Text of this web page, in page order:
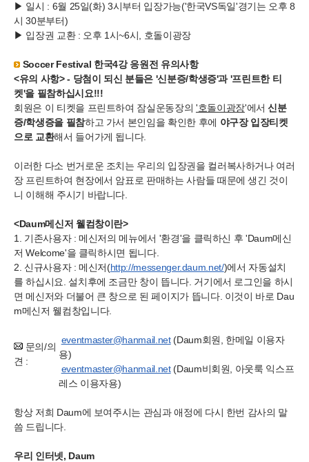
▶ 일시 : 6월 25일(화) 3시부터 입장가능('한국VS독일'경기는 오후 8
시 30분부터)
▶ 입장권 교환 : 오후 1시~6시, 호돌이광장
Soccer Festival 한국4강 응원전 유의사항
<유의 사항> - 당첨이 되신 분들은 '신분증/학생증'과 '프린트한 티
켓'을 필참하십시요!!!
회원은 이 티켓을 프린트하여 잠실운동장의 '호돌이광장'에서신분
증/학생증을 필참하고 가서 본인임을 확인한 후에 야구장 입장티켓
으로 교환해서 들어가게 됩니다.
이러한 다소 번거로운 조치는 우리의 입장권을 컬러복사하거나 여러
장 프린트하여 현장에서 암표로 판매하는 사람들 때문에 생긴 것이
니 이해해 주시기 바랍니다.
<Daum메신저 웰컴창이란>
1. 기존사용자 : 메신저의 메뉴에서 '환경'을 클릭하신 후 'Daum메신
저 Welcome'을 클릭하시면 됩니다.
2. 신규사용자 : 메신저(http://messenger.daum.net/)에서 자동설치
를 하십시요. 설치후에 조금만 창이 뜹니다. 거기에서 로그인을 하시
면 메신저와 더불어 큰 창으로 된 페이지가 뜹니다. 이것이 바로 Dau
m메신저 웰컴창입니다.
문의/의
견 :
eventmaster@hanmail.net(Daum회원, 한메일 이용자
용)
eventmaster@hanmail.net(Daum비회원, 아웃룩 익스프
레스 이용자용)
항상 저희 Daum에 보여주시는 관심과 애정에 다시 한번 감사의 말
씀 드립니다.
우리 인터넷, Daum